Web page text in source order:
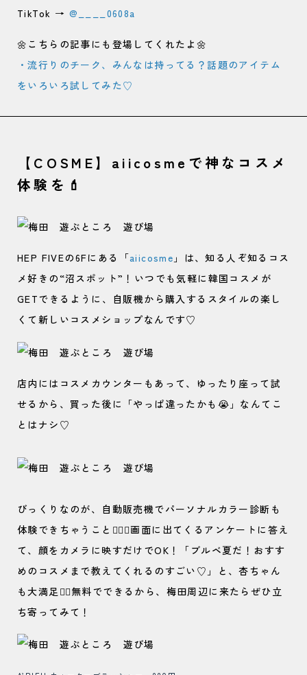
TikTok → @____0608a
🌼こちらの記事にも登場してくれたよ🌼
・流行りのチーク、みんなは持ってる？話題のアイテム
をいろいろ試してみた♡
【COSME】aiicosmeで神なコスメ
体験を💄
HEP FIVEの6Fにある「aiicosme 」は、知る人ぞ知るコス
メ好きの“沼スポット”！いつでも気軽に韓国コスメが
GETできるように、自販機から購入するスタイルの楽し
くて新しいコスメショップなんです♡
店内にはコスメカウンターもあって、ゆったり座って試
せるから、買った後に「やっぱ違ったかも😭」なんてこ
とはナシ♡
びっくりなのが、自動販売機でパーソナルカラー診断も
体験できちゃうこと😮‍💨💘画面に出てくるアンケートに答え
て、顔をカメラに映すだけでOK！「ブルベ夏だ！おすす
めのコスメまで教えてくれるのすごい♡」と、杏ちゃん
も大満足🙆‍♀️無料でできるから、梅田周辺に来たらぜひ立
ち寄ってみて！